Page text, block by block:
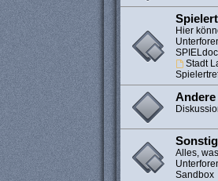
Hier
Stadt
Andere
Alles,
Sandbox